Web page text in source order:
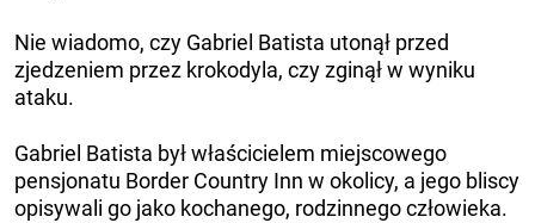
Nie wiadomo, czy Gabriel Batista utonął przed
zjedzeniem przez krokodyla, czy zginął w wyniku
ataku.
Gabriel Batista był właścicielem miejscowego
pensjonatu Border Country Inn w okolicy, a jego bliscy
opisywali go jako kochanego, rodzinnego człowieka.